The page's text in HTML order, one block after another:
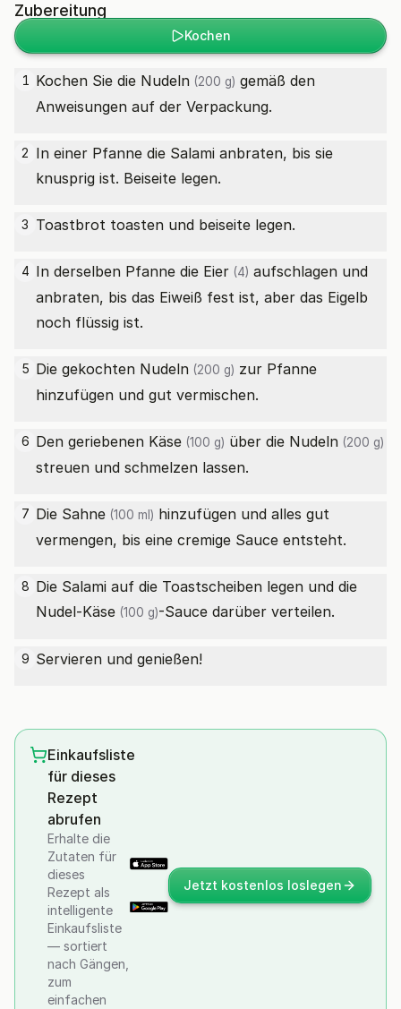
Zubereitung
Kochen
1 Kochen Sie die Nudeln (200 g) gemäß den
Anweisungen auf der Verpackung.
2 In einer Pfanne die Salami anbraten, bis sie
knusprig ist. Beiseite legen.
3 Toastbrot toasten und beiseite legen.
4 In derselben Pfanne die Eier (4) aufschlagen und
anbraten, bis das Eiweiß fest ist, aber das Eigelb
noch flüssig ist.
5 Die gekochten Nudeln (200 g) zur Pfanne
hinzufügen und gut vermischen.
6 Den geriebenen Käse (100 g) über die Nudeln (200 g)
streuen und schmelzen lassen.
7 Die Sahne (100 ml) hinzufügen und alles gut
vermengen, bis eine cremige Sauce entsteht.
8 Die Salami auf die Toastscheiben legen und die
Nudel-Käse (100 g)-Sauce darüber verteilen.
9 Servieren und genießen!
Einkaufsliste
für dieses
Rezept
abrufen
Erhalte die
Zutaten für
dieses
Rezept als
intelligente
Einkaufsliste
— sortiert
nach Gängen,
zum
einfachen
Jetzt kostenlos loslegen